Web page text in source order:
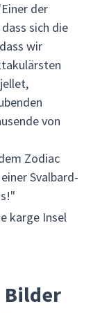
der
sich die
wir
von
Zodiac
Svalbard-
karge Insel
Bilder